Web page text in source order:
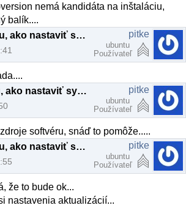
nemá kandidáta na inštaláciu,
balík....
Re: Ubuntu, ako nastaviť systémový vzhľad pre aplikácie z KDE
pitke
ubuntu
Používateľ
Re: Ubuntu, ako nastaviť systémový vzhľad pre aplikácie z KDE
pitke
ubuntu
Používateľ
softvéru, snáď to pomôže.....
Re: Ubuntu, ako nastaviť systémový vzhľad pre aplikácie z KDE
pitke
ubuntu
Používateľ
že to bude ok...
nastavenia aktualizácií...